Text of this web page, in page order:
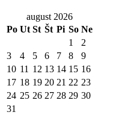
august 2026
Po Ut St Št Pi So Ne
1
2
3
4 5 6 7 8
9
10 11 12 13 14 15 16
17 18 19 20 21 22 23
24 25 26 27 28 29 30
31